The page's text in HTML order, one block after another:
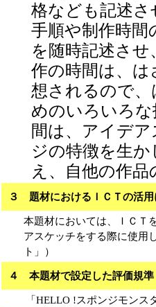
格なども記述
手順や制作時間
を随時記述さ
作の時間は、
想されるので
めのいろいろ
間は、アイデ
ジの特徴を生
え、自他の作
３ 題材におけるＩＣＴの活
本題材においては、ＩＣＴ
アスケッチをする際に使用
ト」）
４ 本題材で設定した評価規準
「HELLO !スポンジモン